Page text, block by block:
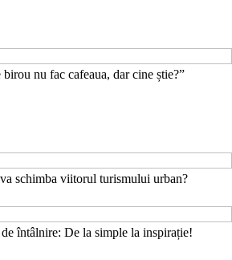
nu fac cafeaua, dar cine știe?”
schimba viitorul turismului urban?
întâlnire: De la simple la inspirație!